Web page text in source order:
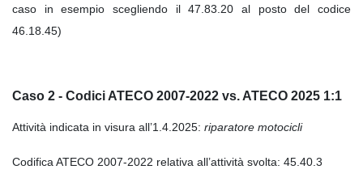
caso in esempio scegliendo il 47.83.20 al posto del codice
46.18.45)
Caso 2 - Codici ATECO 2007-2022 vs. ATECO 2025 1:1
Attività indicata in visura all’1.4.2025: riparatore motocicli
Codifica ATECO 2007-2022 relativa all’attività svolta: 45.40.3